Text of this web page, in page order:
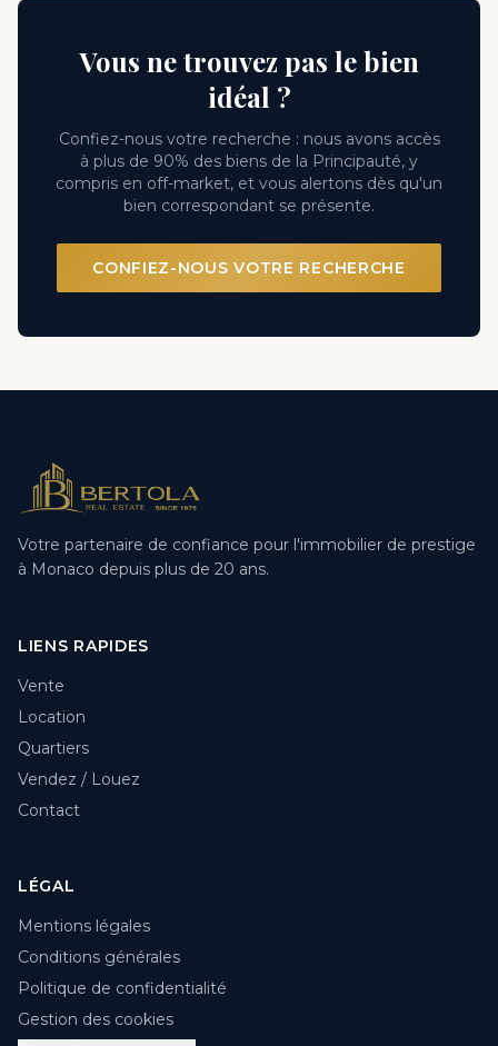
Vous ne trouvez pas le bien
idéal ?
Confiez-nous votre recherche : nous avons accès
à plus de 90% des biens de la Principauté, y
compris en off-market, et vous alertons dès qu'un
bien correspondant se présente.
CONFIEZ-NOUS VOTRE RECHERCHE
Votre partenaire de confiance pour l'immobilier de prestige
à Monaco depuis plus de 20 ans.
LIENS RAPIDES
Vente
Location
Quartiers
Vendez / Louez
Contact
LÉGAL
Mentions légales
Conditions générales
Politique de confidentialité
Gestion des cookies